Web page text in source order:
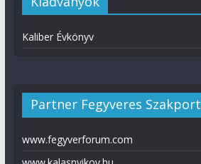
Kaliber Évkönyv
Partner Fegyveres
www.fegyverforum.com